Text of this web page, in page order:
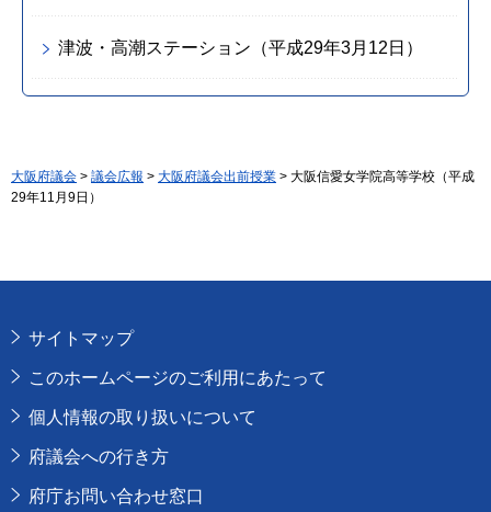
津波・高潮ステーション（平成29年3月12日）
大阪府議会 > 議会広報 > 大阪府議会出前授業 > 大阪信愛女学院高等学校（平成
29年11月9日）
サイトマップ
このホームページのご利用にあたって
個人情報の取り扱いについて
府議会への行き方
府庁お問い合わせ窓口